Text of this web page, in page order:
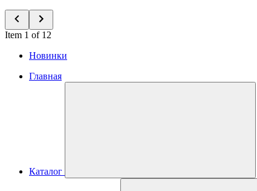
Item 1 of 12
Новинки
Главная
Каталог